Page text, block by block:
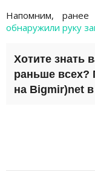
Напомним,
обнаружили руку
Хотите знать
раньше всех?
на Bigmir)net в